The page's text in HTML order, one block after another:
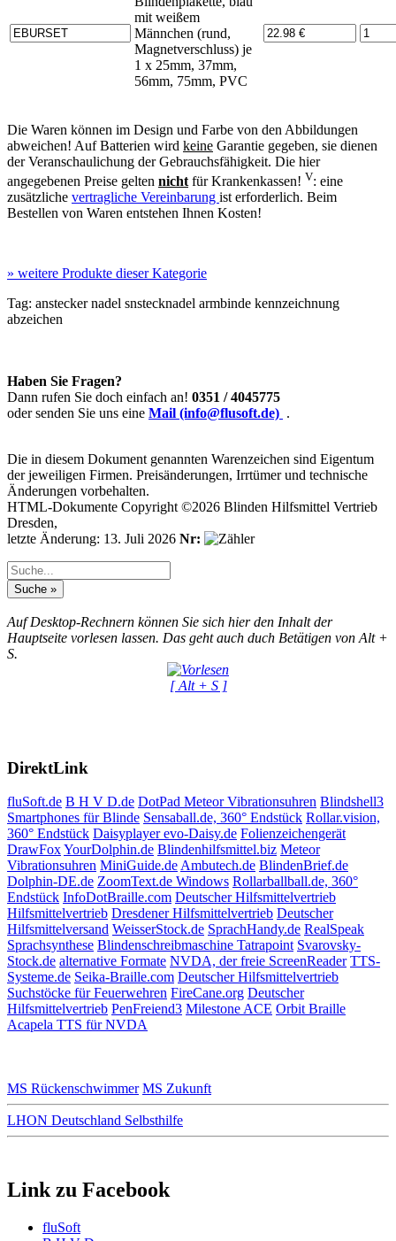
mit weißem
Männchen (rund,
Magnetverschluss) je
1 x 25mm, 37mm,
56mm, 75mm, PVC
Die Waren können im Design und Farbe von den Abbildungen
abweichen! Auf Batterien wird keine Garantie gegeben, sie dienen
der Veranschaulichung der Gebrauchsfähigkeit. Die hier
angegebenen Preise gelten nicht für Krankenkassen! V: eine
zusätzliche vertragliche Vereinbarung ist erforderlich. Beim
Bestellen von Waren entstehen Ihnen Kosten!
» weitere Produkte dieser Kategorie
Tag: ansteckernadel snstecknadel armbinde kennzeichnung
abzeichen
Haben Sie Fragen?
Dann rufen Sie doch einfach an! 0351 / 4045775
oder senden Sie uns eine Mail (info@flusoft.de) .
Die in diesem Dokument genannten Warenzeichen sind Eigentum
der jeweiligen Firmen. Preisänderungen, Irrtümer und technische
Änderungen vorbehalten.
HTML-Dokumente Copyright ©2026 Blinden Hilfsmittel Vertrieb
Dresden,
letzte Änderung: 13. Juli 2026 Nr:
Auf Desktop-Rechnern können Sie sich hier den Inhalt der
Hauptseite vorlesen lassen. Das geht auch duch Betätigen von Alt +
S.
[ Alt + S ]
DirektLink
fluSoft.de B H V D.de DotPad Meteor Vibrationsuhren Blindshell3
Smartphones für Blinde Sensaball.de, 360° Endstück Rollar.vision,
360° Endstück Daisyplayer evo-Daisy.de Folienzeichengerät
DrawFoxYourDolphin.de Blindenhilfsmittel.biz Meteor
Vibrationsuhren MiniGuide.deAmbutech.de BlindenBrief.de
Dolphin-DE.de ZoomText.de Windows Rollarballball.de, 360°
Endstück InfoDotBraille.com Deutscher Hilfsmittelvertrieb
Hilfsmittelvertrieb Dresdener Hilfsmittelvertrieb Deutscher
Hilfsmittelversand WeisserStock.de SprachHandy.de RealSpeak
Sprachsynthese Blindenschreibmaschine Tatrapoint Svarovsky-
Stock.de alternative Formate NVDA, der freie ScreenReader TTS-
Systeme.de Seika-Braille.com Deutscher Hilfsmittelvertrieb
Suchstöcke für Feuerwehren FireCane.org Deutscher
Hilfsmittelvertrieb PenFreiend3 Milestone ACE Orbit Braille
Acapela TTS für NVDA
MS Rückenschwimmer MS Zukunft
LHON Deutschland Selbsthilfe
Link zu Facebook
fluSoft